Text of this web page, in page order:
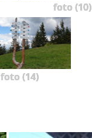
foto (10)
foto (14)